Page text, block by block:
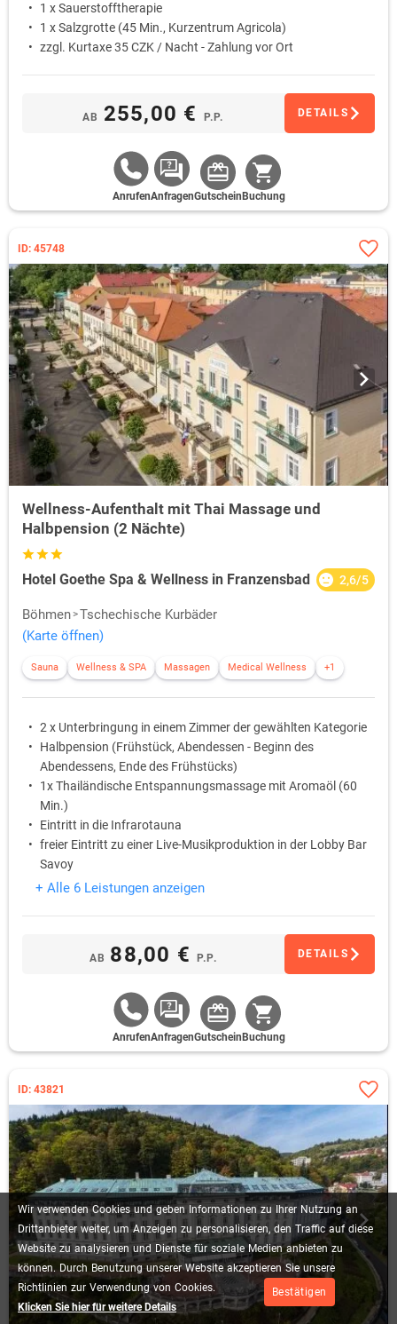
Wir verwenden Cookies und geben Informationen zu Ihrer Nutzung an
Drittanbieter weiter, um Anzeigen zu personalisieren, den Traffic auf diese
Website zu analysieren und Dienste für soziale Medien anbieten zu
können. Durch Benutzung unserer Website akzeptieren Sie unsere
Richtlinien zur Verwendung von Cookies.
Klicken Sie hier für weitere Details
Bestätigen
1 x Sauerstofftherapie
1 x Salzgrotte (45 Min., Kurzentrum Agricola)
zzgl. Kurtaxe 35 CZK / Nacht - Zahlung vor Ort
AB 255,00 € P.P. DETAILS
AnrufenAnfragenGutschein Buchung
ID: 45748
Wellness-Aufenthalt mit Thai Massage und
Halbpension (2 Nächte)
Hotel Goethe Spa & Wellness in Franzensbad 2,6/5
Böhmen Tschechische Kurbäder
(Karte öffnen)
Sauna Wellness & SPA Massagen Medical Wellness +1
2 x Unterbringung in einem Zimmer der gewählten Kategorie
Halbpension (Frühstück, Abendessen - Beginn des
Abendessens, Ende des Frühstücks)
1x Thailändische Entspannungsmassage mit Aromaöl (60
Min.)
Eintritt in die Infrarotauna
freier Eintritt zu einer Live-Musikproduktion in der Lobby Bar
Savoy
zzgl. Kurtaxe
+ Alle 6 Leistungen anzeigen
AB 88,00 € P.P. DETAILS
AnrufenAnfragenGutschein Buchung
ID: 43821